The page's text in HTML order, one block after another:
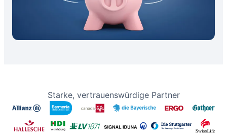
Starke, vertrauenswürdige Partner